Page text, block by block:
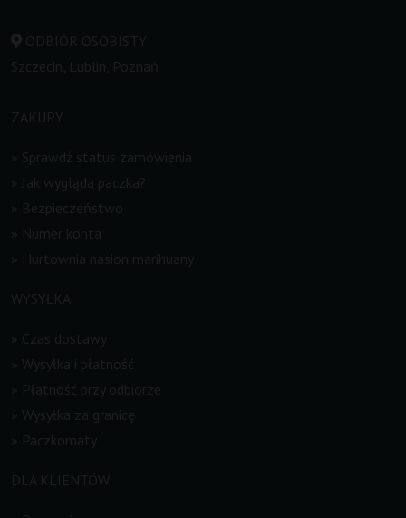
ODBIÓR OSOBISTY
Szczecin, Lublin, Poznań
ZAKUPY
Sprawdź status zamówienia
Jak wygląda paczka?
Bezpieczeństwo
Numer konta
Hurtownia nasion marihuany
WYSYŁKA
Czas dostawy
Wysyłka i płatność
Płatność przy odbiorze
Wysyłka za granicę
Paczkomaty
DLA KLIENTÓW